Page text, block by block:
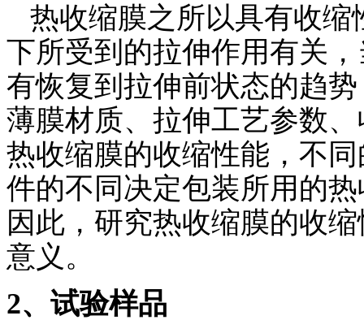
热收缩膜之所以具有收
下所受到的拉伸作用有关
有恢复到拉伸前状态的趋
薄膜材质、拉伸工艺参数
热收缩膜的收缩性能，不
件的不同决定包装所用的
因此，研究热收缩膜的收
意义。
2、试验样品